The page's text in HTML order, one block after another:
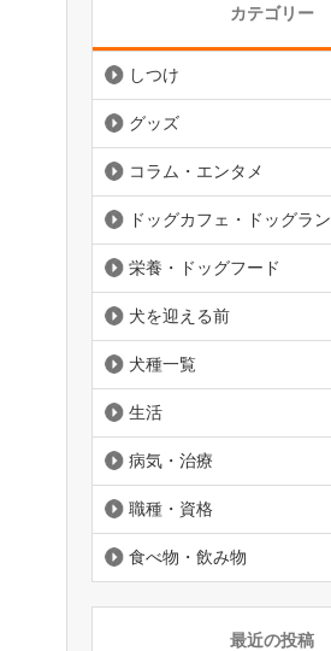
カテゴリー
しつけ
グッズ
コラム・エンタメ
ドッグカフェ・ドッグラン
栄養・ドッグフード
犬を迎える前
犬種一覧
生活
病気・治療
職種・資格
食べ物・飲み物
最近の投稿